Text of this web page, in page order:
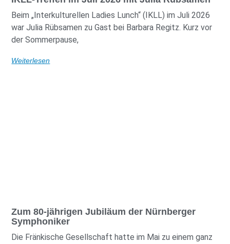
Beim „Interkulturellen Ladies Lunch“ (IKLL) im Juli 2026
war Julia Rübsamen zu Gast bei Barbara Regitz. Kurz vor
der Sommerpause,
Weiterlesen
Zum 80-jährigen Jubiläum der Nürnberger
Symphoniker
Die Fränkische Gesellschaft hatte im Mai zu einem ganz